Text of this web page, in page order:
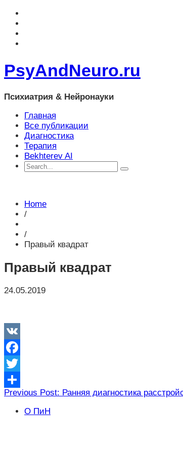
PsyAndNeuro.ru
Психиатрия & Нейронауки
Главная
Все публикации
Диагностика
Терапия
Bekhterev AI
Home
/
/
Правый квадрат
Правый квадрат
24.05.2019
VK
Facebook
Twitter
Отправить
Навигация
по
Previous Post: Ранняя диагностика
О ПиН